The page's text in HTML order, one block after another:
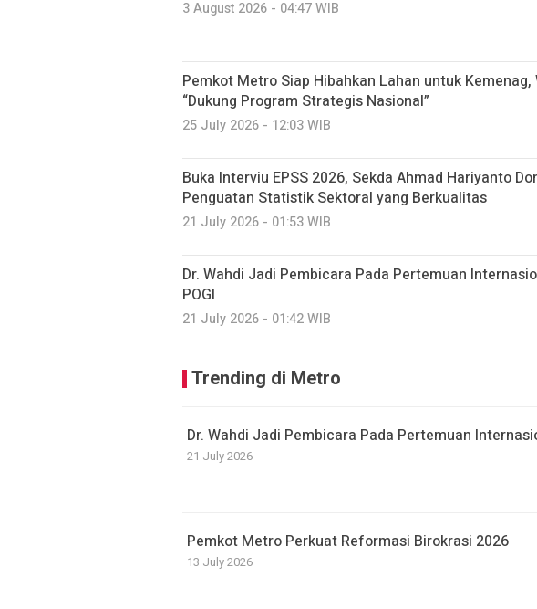
3 August 2026 - 04:47 WIB
Pemkot Metro Siap Hibahkan Lahan untuk Kemenag,
“Dukung Program Strategis Nasional”
25 July 2026 - 12:03 WIB
Buka Interviu EPSS 2026, Sekda Ahmad Hariyanto
Penguatan Statistik Sektoral yang Berkualitas
21 July 2026 - 01:53 WIB
Dr. Wahdi Jadi Pembicara Pada Pertemuan
POGI
21 July 2026 - 01:42 WIB
Trending di Metro
Dr. Wahdi Jadi Pembicara Pada Pertemuan
21 July 2026
Pemkot Metro Perkuat Reformasi Birokrasi 2026
13 July 2026